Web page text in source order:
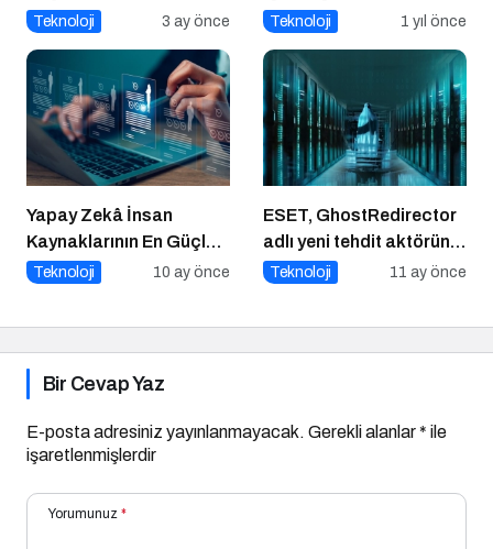
Teknoloji 3 ay önce
Gereken 8 Oyun
Teknoloji 1 yıl önce
Yapay Zekâ İnsan
Kaynaklarının En Güçlü
Stratejik Ortağına
Teknoloji 10 ay önce
ESET, GhostRedirector
adlı yeni tehdit aktörünü
keşfetti
Teknoloji 11 ay önce
Bir Cevap Yaz
E-posta adresiniz yayınlanmayacak. Gerekli alanlar* ile
işaretlenmişlerdir
Yorumunuz *